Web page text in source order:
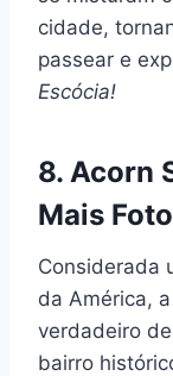
cidade,
passear e
Escócia!
8. Acorn
Mais
Considerada
da América, a
verdadeiro
bairro